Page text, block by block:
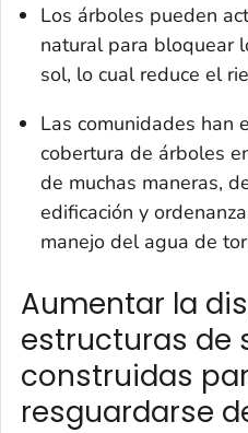
Los árboles pueden
natural para bloquear
sol, lo cual reduce el
Las comunidades han
cobertura de árboles
de muchas maneras,
edificación y
manejo del agua de
Aumentar la
estructuras de
construidas
resguardarse